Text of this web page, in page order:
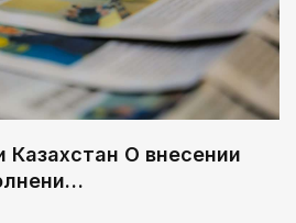
Казахстан О внесении